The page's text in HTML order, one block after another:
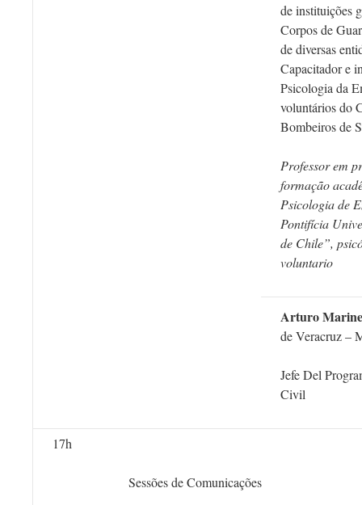
de instituições
Corpos de
de diversas
Capacitador e
Psicologia da
voluntários do
Bombeiros de
Professor em
formação
Psicologia de
Pontifícia
de Chile”,
voluntario
Arturo
de Veracruz –
Jefe Del
Civil
17h
Sessões de Comunicações